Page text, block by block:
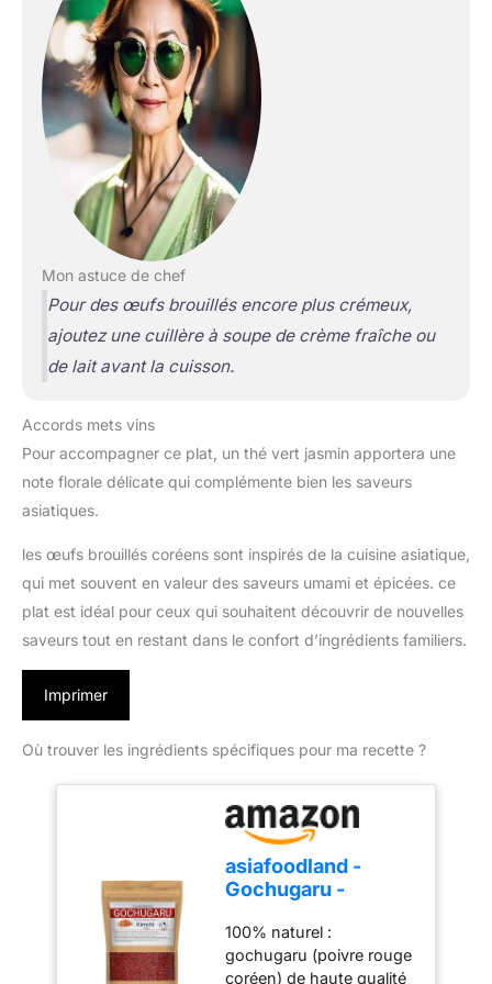
Mon astuce de chef
Pour des œufs brouillés encore plus crémeux,
ajoutez une cuillère à soupe de crème fraîche ou
de lait avant la cuisson.
Accords mets vins
Pour accompagner ce plat, un thé vert jasmin apportera une
note florale délicate qui complémente bien les saveurs
asiatiques.
les œufs brouillés coréens sont inspirés de la cuisine asiatique,
qui met souvent en valeur des saveurs umami et épicées. ce
plat est idéal pour ceux qui souhaitent découvrir de nouvelles
saveurs tout en restant dans le confort d’ingrédients familiers.
Imprimer
Où trouver les ingrédients spécifiques pour ma recette ?
asiafoodland -
Gochugaru -
pour kimchi - Red
Pepper Powder, 1
100% naturel :
gochugaru (poivre rouge
coréen) de haute qualité